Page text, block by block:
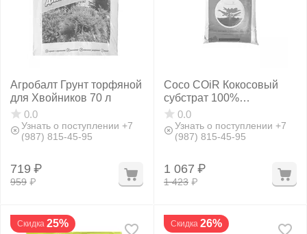
Агробалт Грунт торфяной
для Хвойников 70 л
0.0
Узнать о поступлении +7
(987) 815-45-95
959 ₽
719 ₽
Coco COiR Кокосовый
субстрат 100%
0.0
Узнать о поступлении +7
(987) 815-45-95
1 423 ₽
1 067 ₽
Скидка 25% Скидка 26%